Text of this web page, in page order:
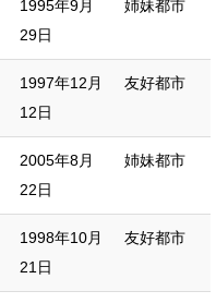
1995年9月
29日
姉妹都市
1997年12月
12日
友好都市
2005年8月
22日
姉妹都市
1998年10月
21日
友好都市